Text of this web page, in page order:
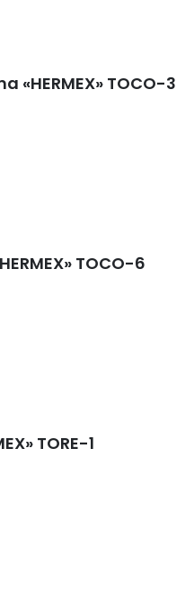
TOCO-3
TOCO-6
TORE-1